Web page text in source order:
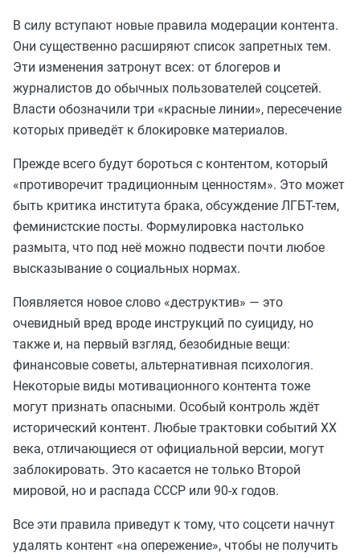
В силу вступают новые правила модерации контента.
Они существенно расширяют список запретных тем.
Эти изменения затронут всех: от блогеров и
журналистов до обычных пользователей соцсетей.
Власти обозначили три «красные линии», пересечение
которых приведёт к блокировке материалов.
Прежде всего будут бороться с контентом, который
«противоречит традиционным ценностям». Это может
быть критика института брака, обсуждение ЛГБТ-тем,
феминистские посты. Формулировка настолько
размыта, что под неё можно подвести почти любое
высказывание о социальных нормах.
Появляется новое слово «деструктив» — это
очевидный вред вроде инструкций по суициду, но
также и, на первый взгляд, безобидные вещи:
финансовые советы, альтернативная психология.
Некоторые виды мотивационного контента тоже
могут признать опасными. Особый контроль ждёт
исторический контент. Любые трактовки событий XX
века, отличающиеся от официальной версии, могут
заблокировать. Это касается не только Второй
мировой, но и распада СССР или 90-х годов.
Все эти правила приведут к тому, что соцсети начнут
удалять контент «на опережение», чтобы не получить